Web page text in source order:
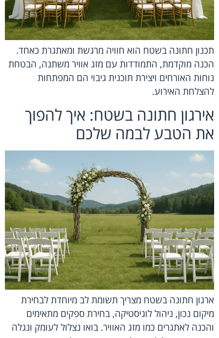
תכנון חתונה בשטח הוא חוויה מרגשת ומאתגרת כאחד.
הכנה מוקדמת, התמודדות עם מזג אוויר משתנה, הבטחת
נוחות האורחים ויצירת תוכנית גיבוי הם המפתחות
להצלחת האירוע.
אירגון חתונה בשטח: איך להפוך
את הטבע לבמה שלכם
ארגון חתונה בשטח מצריך תשומת לב מיוחדת לבחירת
מיקום נכון, ניהול לוגיסטיקה, בחירת ספקים מתאימים
והכנה לאתגרים כמו מזג האוויר. בואו נצלול לעומק ונגלה